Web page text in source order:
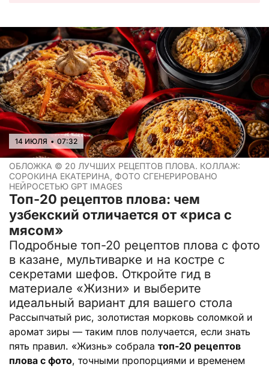
14 ИЮЛЯ • 07:32
ОБЛОЖКА © 20 ЛУЧШИХ РЕЦЕПТОВ ПЛОВА. КОЛЛАЖ:
СОРОКИНА ЕКАТЕРИНА, ФОТО СГЕНЕРИРОВАНО
НЕЙРОСЕТЬЮ GPT IMAGES
Топ-20 рецептов плова: чем
узбекский отличается от «риса с
мясом»
Подробные топ-20 рецептов плова с фото
в казане, мультиварке и на костре с
секретами шефов. Откройте гид в
материале «Жизни» и выберите
идеальный вариант для вашего стола
Рассыпчатый рис, золотистая морковь соломкой и
аромат зиры — таким плов получается, если знать
пять правил. «Жизнь» собрала топ-20 рецептов
плова с фото, точными пропорциями и временем